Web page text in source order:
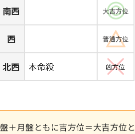
南西 大吉方位
西 普通方位
北西 本命殺 凶方位
＋月盤ともに吉方位＝大吉方位と